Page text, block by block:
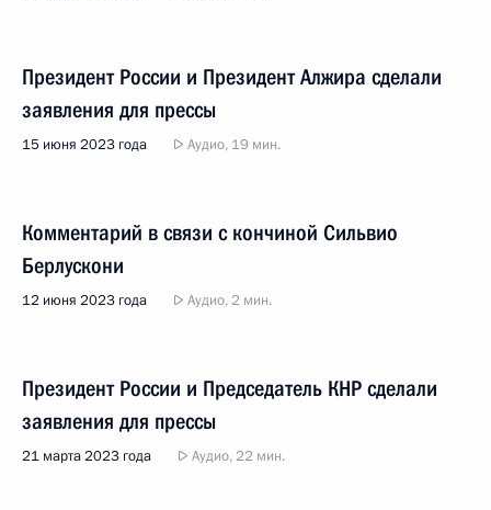
Президент России и Президент Алжира сделали
заявления для прессы
15 июня 2023 года Аудио, 19 мин.
Комментарий в связи с кончиной Сильвио
Берлускони
12 июня 2023 года Аудио, 2 мин.
Президент России и Председатель КНР сделали
заявления для прессы
21 марта 2023 года Аудио, 22 мин.